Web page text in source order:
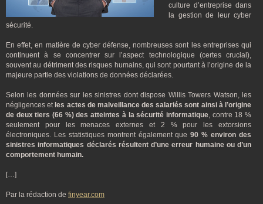
culture d’entreprise dans
la gestion de leur cyber
sécurité.
En effet, en matière de cyber défense, nombreuses sont les entreprises qui
continuent à se concentrer sur l’aspect technologique (certes crucial),
souvent au détriment des risques humains, qui sont pourtant à l’origine de la
majeure partie des violations de données déclarées.
Selon les données sur les sinistres dont dispose Willis Towers Watson, les
négligences et les actes de malveillance des salariés sont ainsi à l’origine
de deux tiers (66 %) des atteintes à la sécurité informatique, contre 18 %
seulement pour les menaces externes et 2 % pour les extorsions
électroniques. Les statistiques montrent également que90 % environ des
sinistres informatiques déclarés résultent d’une erreur humaine ou d’un
comportement humain.
[…]
Par la rédaction de finyear.com